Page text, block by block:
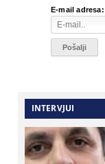
E-mail adresa:
INTERVJUI